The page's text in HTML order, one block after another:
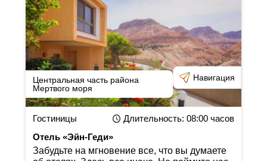
Центральная часть района
Мертвого моря
Навигация
Гостиницы Длительность: 08:00часов
Отель «Эйн-Геди»
Забудьте на мгновение все, что вы думаете